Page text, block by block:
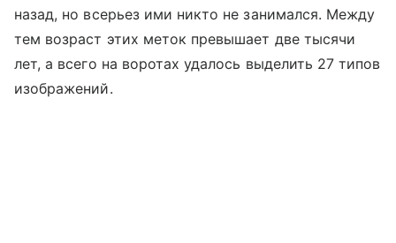
назад, но всерьез ими никто не занимался. Между
тем возраст этих меток превышает две тысячи
лет, а всего на воротах удалось выделить 27 типов
изображений.